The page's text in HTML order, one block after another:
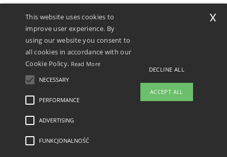
We ship with
Legal Mentions-polityka prywatności
Wszelkie prawa zastrzeżone
This website uses cookies to
improve user experience. By
using our website you consent to
all cookies in accordance with our
Cookie Policy. Read More
NECESSARY
PERFORMANCE
ADVERTISING
FUNKCJONALNOŚĆ
DECLINE ALL
ACCEPT ALL
x